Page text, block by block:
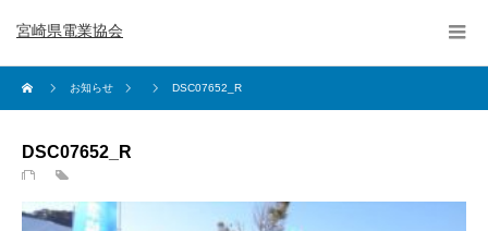
宮崎県電業協会
お知らせ DSC07652_R
DSC07652_R